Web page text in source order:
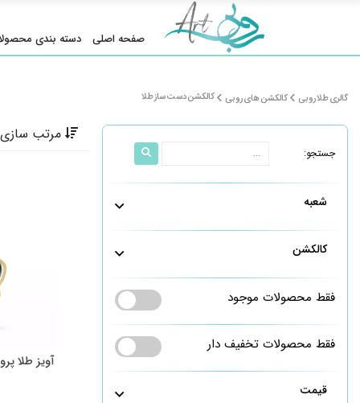
صفحه اصلی دسته بندی
گالری طلا روبی کالکشن های روبی کالکشن دست ساز طلا
جستجو:
شعبه
کالکشن
فقط محصولات موجود
فقط محصولات تخفیف دار
قیمت
مرتب
آویز طلا